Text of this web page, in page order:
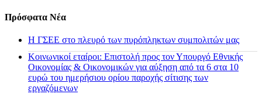
Πρόσφατα Νέα
H ΓΣΕΕ στο πλευρό των πυρόπληκτων συμπολιτών μας
Κοινωνικοί εταίροι: Επιστολή προς τον Υπουργό Εθνικής
Οικονομίας & Οικονομικών για αύξηση από τα 6 στα 10
ευρώ του ημερήσιου ορίου παροχής σίτισης των
εργαζόμενων